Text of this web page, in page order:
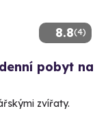
8.8(4)
pobyt na
zvířaty.